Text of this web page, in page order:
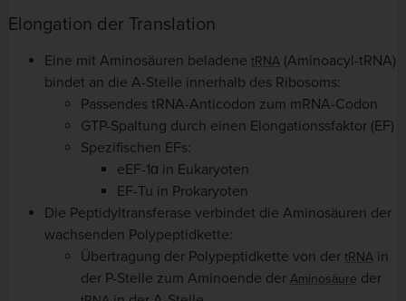
Elongation der Translation
Eine mit Aminosäuren beladene tRNA (Aminoacyl-tRNA)
bindet an die A-Stelle innerhalb des Ribosoms:
Passendes tRNA-Anticodon zum mRNA-Codon
GTP-Spaltung durch einen Elongationssfaktor (EF)
Spezifischen EFs:
eEF-1α in Eukaryoten
EF-Tu in Prokaryoten
Die Peptidyltransferase verbindet die Aminosäuren der
wachsenden Polypeptidkette:
Übertragung der Polypeptidkette von der tRNA in
der P-Stelle zum Aminoende der Aminosäure der